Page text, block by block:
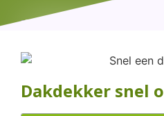
Dakdekker snel